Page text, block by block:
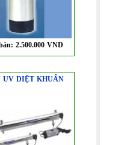
2.500.000 VND
UV DIỆT KHUẨN